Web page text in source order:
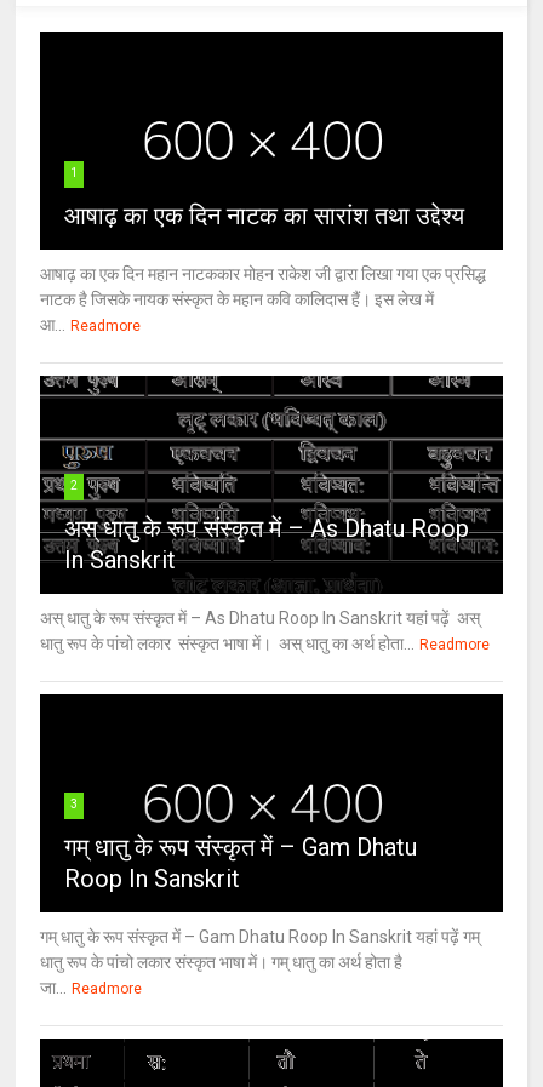
1
आषाढ़ का एक दिन नाटक का सारांश तथा उद्देश्य
आषाढ़ का एक दिन महान नाटककार मोहन राकेश जी द्वारा लिखा गया एक प्रसिद्ध
नाटक है जिसके नायक संस्कृत के महान कवि कालिदास हैं। इस लेख में
आ... Readmore
2
अस् धातु के रूप संस्कृत में – As Dhatu Roop
In Sanskrit
अस् धातु के रूप संस्कृत में – As Dhatu Roop In Sanskrit यहां पढ़ें अस्
धातु रूप के पांचो लकार संस्कृत भाषा में। अस् धातु का अर्थ होता... Readmore
3
गम् धातु के रूप संस्कृत में – Gam Dhatu
Roop In Sanskrit
गम् धातु के रूप संस्कृत में – Gam Dhatu Roop In Sanskrit यहां पढ़ें गम्
धातु रूप के पांचो लकार संस्कृत भाषा में। गम् धातु का अर्थ होता है
जा... Readmore